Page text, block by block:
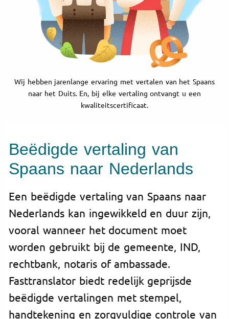
Wij hebben jarenlange ervaring met vertalen van het Spaans
naar het Duits. En, bij elke vertaling ontvangt u een
kwaliteitscertificaat.
Beëdigde vertaling van
Spaans naar Nederlands
Een beëdigde vertaling van Spaans naar
Nederlands kan ingewikkeld en duur zijn,
vooral wanneer het document moet
worden gebruikt bij de gemeente, IND,
rechtbank, notaris of ambassade.
Fasttranslator biedt redelijk geprijsde
beëdigde vertalingen met stempel,
handtekening en zorgvuldige controle van